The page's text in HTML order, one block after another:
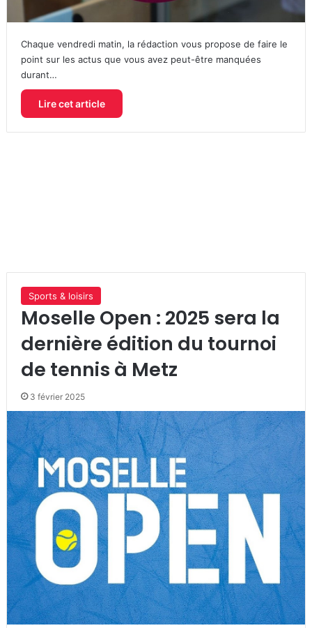
Chaque vendredi matin, la rédaction vous propose de faire le
point sur les actus que vous avez peut-être manquées
durant…
Lire cet article
Sports & loisirs
Moselle Open : 2025 sera la
dernière édition du tournoi
de tennis à Metz
3 février 2025